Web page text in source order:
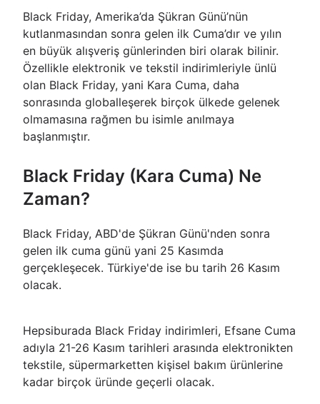
Black Friday, Amerika’da Şükran Günü’nün
kutlanmasından sonra gelen ilk Cuma’dır ve yılın
en büyük alışveriş günlerinden biri olarak bilinir.
Özellikle elektronik ve tekstil indirimleriyle ünlü
olan Black Friday, yani Kara Cuma, daha
sonrasında globalleşerek birçok ülkede gelenek
olmamasına rağmen bu isimle anılmaya
başlanmıştır.
Black Friday (Kara Cuma) Ne
Zaman?
Black Friday, ABD'de Şükran Günü'nden sonra
gelen ilk cuma günü yani 25 Kasımda
gerçekleşecek. Türkiye'de ise bu tarih 26 Kasım
olacak.
Hepsiburada Black Friday indirimleri, Efsane Cuma
adıyla 21-26 Kasım tarihleri arasında elektronikten
tekstile, süpermarketten kişisel bakım ürünlerine
kadar birçok üründe geçerli olacak.